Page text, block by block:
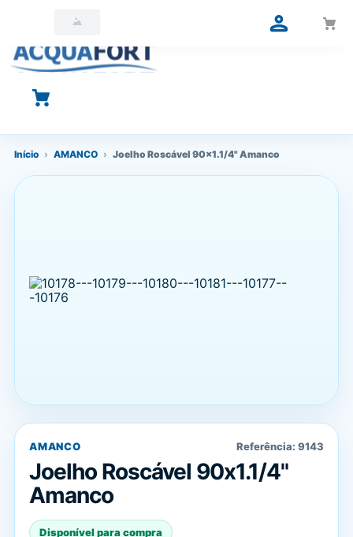
O que você está procurando?
Início › AMANCO › Joelho Roscável 90x1.1/4" Amanco
AMANCO Referência: 9143
Joelho Roscável 90x1.1/4"
Amanco
Disponível para compra